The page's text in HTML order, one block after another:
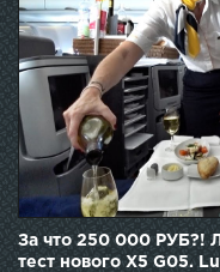
За что 250 000 РУБ?!
тест нового X5 G05.